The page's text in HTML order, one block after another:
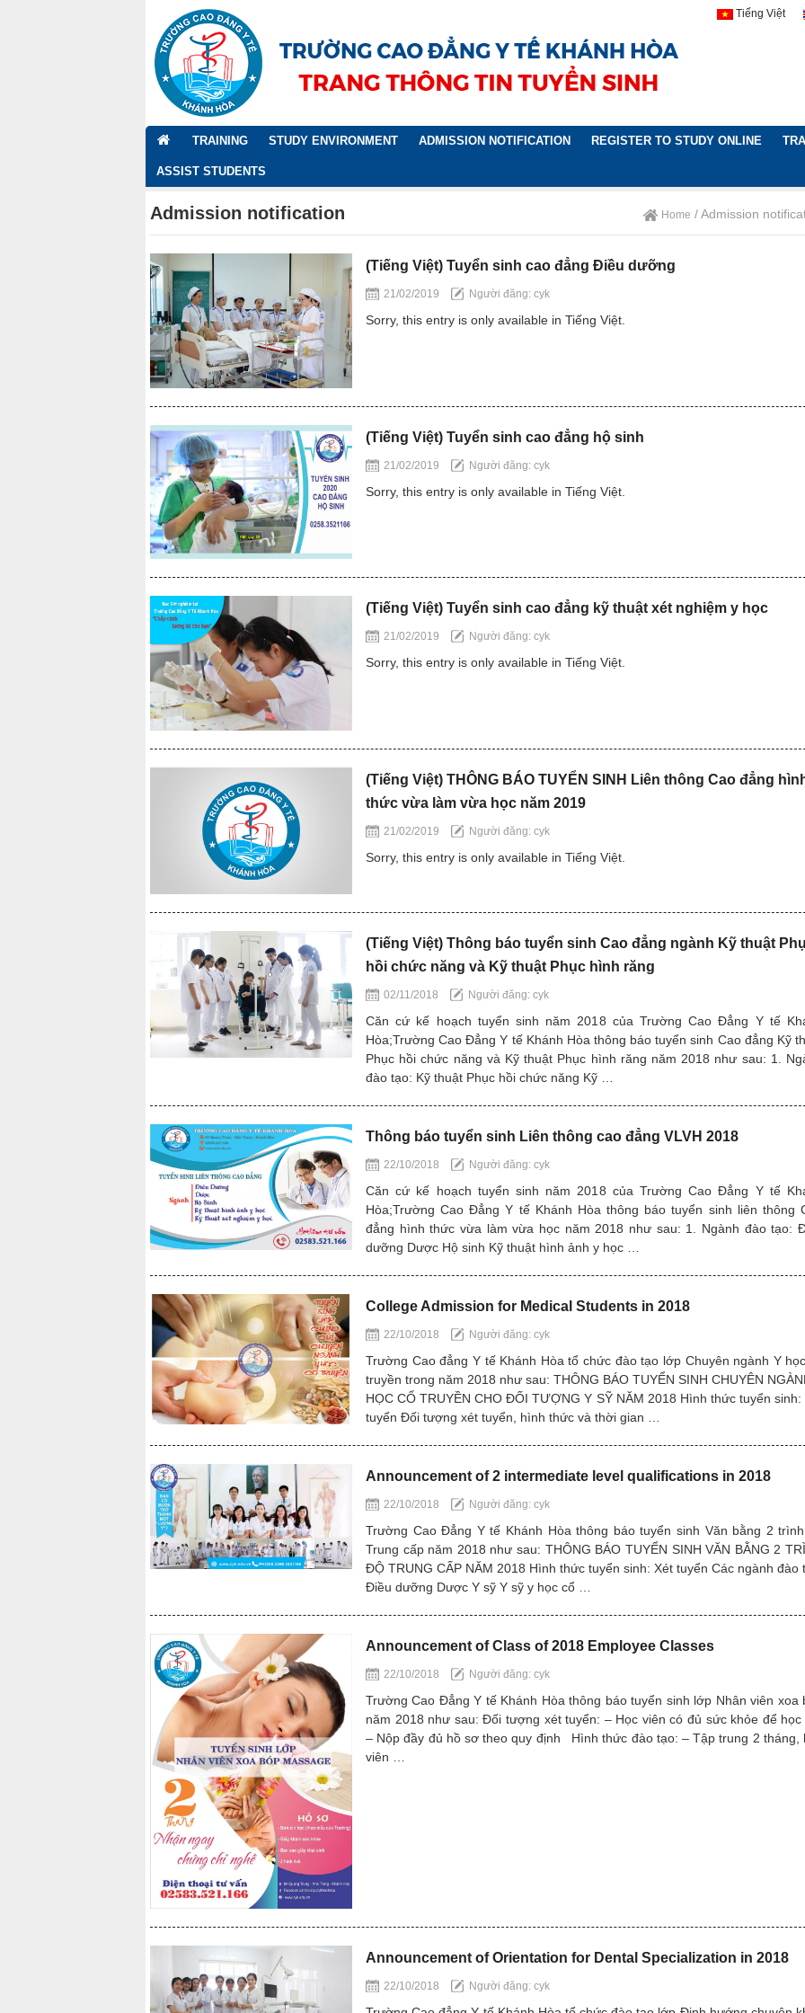
Tiếng Việt
TRANGTRAINING STUDY ENVIRONMENT ADMISSION NOTIFICATION REGISTER TO STUDY ONLINE
ASSIST STUDENTS
Admission notification Home / Admission
(Tiếng Việt) Tuyển sinh cao đẳng Điều dưỡng
21/02/2019 Người đăng: cyk
Sorry, this entry is only available in Tiếng Việt.
(Tiếng Việt) Tuyển sinh cao đẳng hộ sinh
21/02/2019 Người đăng: cyk
Sorry, this entry is only available in Tiếng Việt.
(Tiếng Việt) Tuyển sinh cao đẳng kỹ thuật xét nghiệm y học
21/02/2019 Người đăng: cyk
Sorry, this entry is only available in Tiếng Việt.
(Tiếng Việt) THÔNG BÁO TUYỂN SINH Liên thông Cao đẳng
thức vừa làm vừa học năm 2019
21/02/2019 Người đăng: cyk
Sorry, this entry is only available in Tiếng Việt.
(Tiếng Việt) Thông báo tuyển sinh Cao đẳng ngành Kỹ thuật
hồi chức năng và Kỹ thuật Phục hình răng
02/11/2018 Người đăng: cyk
Căn cứ kế hoạch tuyển sinh năm 2018 của Trường Cao Đẳng Y tế
Hòa;Trường Cao Đẳng Y tế Khánh Hòa thông báo tuyển sinh Cao đẳng Kỹ
Phục hồi chức năng và Kỹ thuật Phục hình răng năm 2018 như sau: 1.
đào tạo: Kỹ thuật Phục hồi chức năng Kỹ …
Thông báo tuyển sinh Liên thông cao đẳng VLVH 2018
22/10/2018 Người đăng: cyk
Căn cứ kế hoạch tuyển sinh năm 2018 của Trường Cao Đẳng Y tế
Hòa;Trường Cao Đẳng Y tế Khánh Hòa thông báo tuyển sinh liên thông
đẳng hình thức vừa làm vừa học năm 2018 như sau: 1. Ngành đào tạo:
dưỡng Dược Hộ sinh Kỹ thuật hình ảnh y học …
College Admission for Medical Students in 2018
22/10/2018 Người đăng: cyk
Trường Cao đẳng Y tế Khánh Hòa tổ chức đào tạo lớp Chuyên ngành Y
truyền trong năm 2018 như sau: THÔNG BÁO TUYỂN SINH CHUYÊN
HỌC CỔ TRUYỀN CHO ĐỐI TƯỢNG Y SỸ NĂM 2018 Hình thức tuyển sinh:
tuyển Đối tượng xét tuyển, hình thức và thời gian …
Announcement of 2 intermediate level qualifications in 2018
22/10/2018 Người đăng: cyk
Trường Cao Đẳng Y tế Khánh Hòa thông báo tuyển sinh Văn bằng 2
Trung cấp năm 2018 như sau: THÔNG BÁO TUYỂN SINH VĂN BẰNG 2
ĐỘ TRUNG CẤP NĂM 2018 Hình thức tuyển sinh: Xét tuyển Các ngành đào
Điều dưỡng Dược Y sỹ Y sỹ y học cổ …
Announcement of Class of 2018 Employee Classes
22/10/2018 Người đăng: cyk
Trường Cao Đẳng Y tế Khánh Hòa thông báo tuyển sinh lớp Nhân viên xoa
năm 2018 như sau: Đối tượng xét tuyển: – Học viên có đủ sức khỏe để học
– Nộp đầy đủ hồ sơ theo quy định Hình thức đào tạo: – Tập trung 2 tháng,
viên …
Announcement of Orientation for Dental Specialization in 2018
22/10/2018 Người đăng: cyk